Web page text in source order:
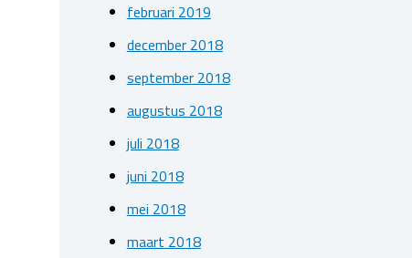
februari 2019
december 2018
september 2018
augustus 2018
juli 2018
juni 2018
mei 2018
maart 2018